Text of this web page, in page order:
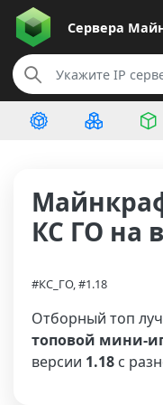
Сервера
КС ГО на
#КС_ГО, #1.18
Отборный топ
топовой мини-
версии 1.18 с